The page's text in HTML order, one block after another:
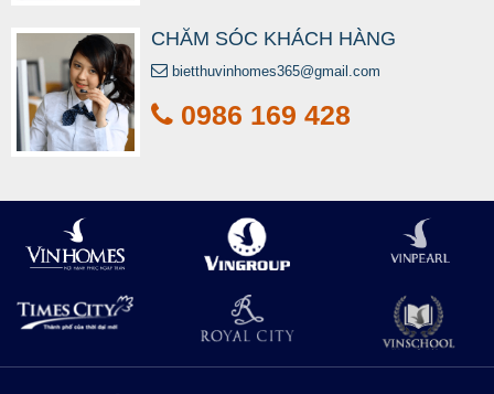
CHĂM SÓC KHÁCH HÀNG
bietthuvinhomes365@gmail.com
0986 169 428